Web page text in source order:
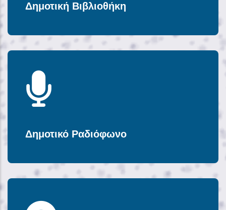
Δημοτική Βιβλιοθήκη
Δημοτικό Ραδιόφωνο